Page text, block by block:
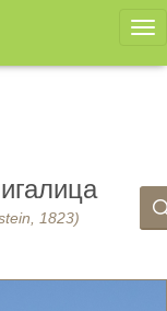
1823)